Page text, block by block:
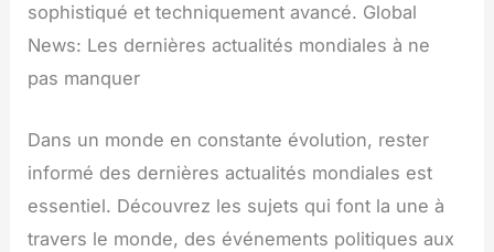
sophistiqué et techniquement avancé. Global
News: Les dernières actualités mondiales à ne
pas manquer
Dans un monde en constante évolution, rester
informé des dernières actualités mondiales est
essentiel. Découvrez les sujets qui font la une à
travers le monde, des événements politiques aux